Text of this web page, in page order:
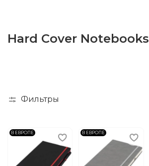
Hard Cover Notebooks
Фильтры
В ЕВРОПЕ В ЕВРОПЕ